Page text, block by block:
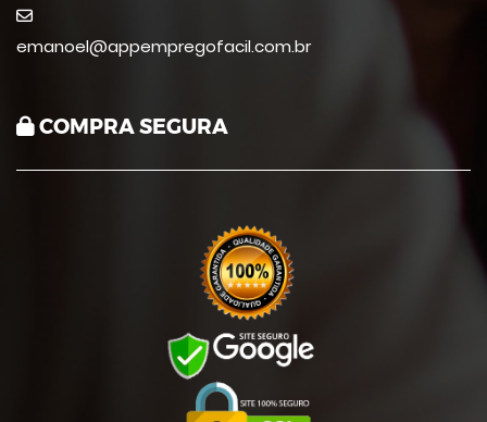
emanoel@appempregofacil.com.br
COMPRA SEGURA